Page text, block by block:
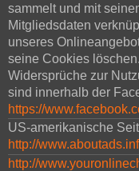
sammelt und mit
Mitgliedsdaten
unseres
seine Cookies
Widersprüche zur
sind innerhalb der
https://
US-amerikanische
http://
http://